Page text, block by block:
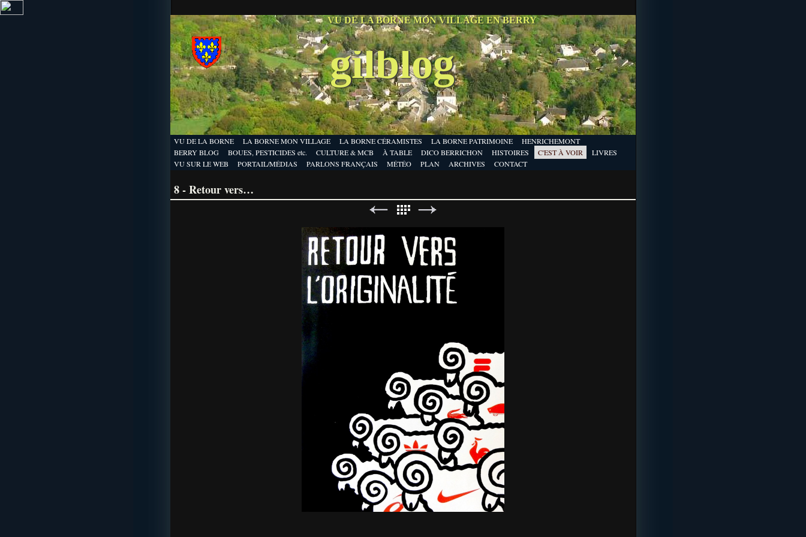
gilblog
VU DE LA BORNE MON VILLAGE EN BERRY
VU DE LA BORNE LA BORNE MON VILLAGE LA BORNE CÉRAMISTES LA BORNE PATRIMOINE
HENRICHEMONT
BERRY BLOG
BOUES, PESTICIDES etc. CULTURE & MCB À TABLE DICO BERRICHON HISTOIRES C'EST À VOIR
LIVRES
VU SUR LE WEB
PORTAIL/MÉDIAS PARLONS FRANÇAIS MÉTÉO PLAN ARCHIVES CONTACT
8 - Retour vers…